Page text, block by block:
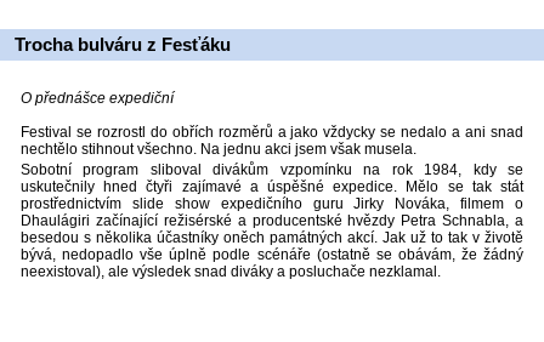
Trocha bulváru z Fesťáku
O přednášce expediční
Festival se rozrostl do obřích rozměrů a jako vždycky se nedalo a ani snad
nechtělo stihnout všechno. Na jednu akci jsem však musela.
Sobotní program sliboval divákům vzpomínku na rok 1984, kdy se
uskutečnily hned čtyři zajímavé a úspěšné expedice. Mělo se tak stát
prostřednictvím slide show expedičního guru Jirky Nováka, filmem o
Dhaulágiri začínající režisérské a producentské hvězdy Petra Schnabla, a
besedou s několika účastníky oněch památných akcí. Jak už to tak v životě
bývá, nedopadlo vše úplně podle scénáře (ostatně se obávám, že žádný
neexistoval), ale výsledek snad diváky a posluchače nezklamal.